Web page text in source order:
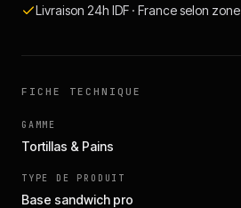
Livraison 24h IDF · France selon zone
FICHE TECHNIQUE
GAMME
Tortillas & Pains
TYPE DE PRODUIT
Base sandwich pro